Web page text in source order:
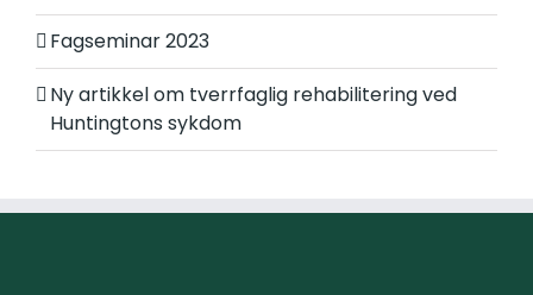
Fagseminar 2023
Ny artikkel om tverrfaglig rehabilitering ved
Huntingtons sykdom